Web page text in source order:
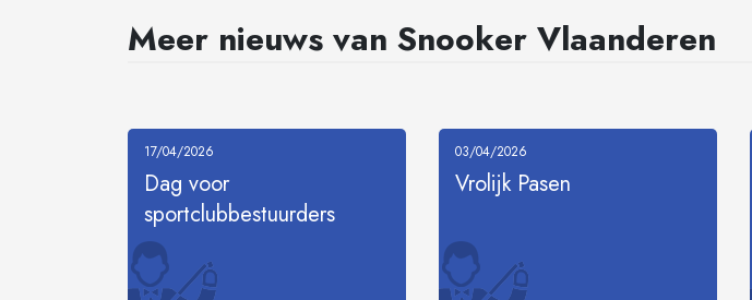
Meer nieuws van Snooker Vlaanderen
17/04/2026
Dag voor
sportclubbestuurders
03/04/2026
Vrolijk Pasen